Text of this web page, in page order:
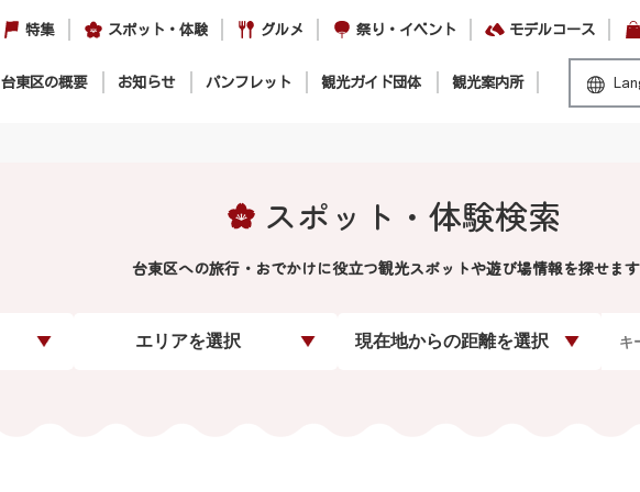
特集 スポット・体験 グルメ 祭り・イベント モデルコース
台東区の概要 お知らせ パンフレット 観光ガイド団体 観光案内所
スポット・体験検索
台東区への旅行・おでかけに役立つ観光スポットや遊び場情報を探せま
エリアを選択 現在地からの距離を選択